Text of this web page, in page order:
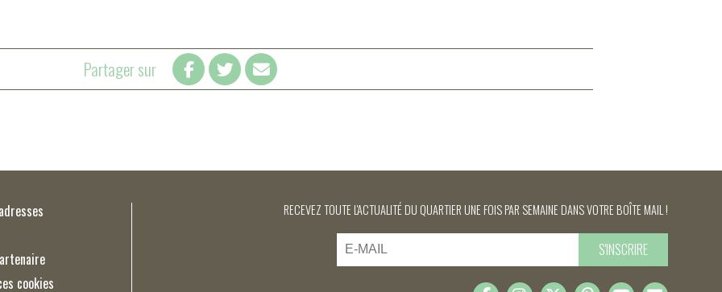
Partager sur
cookies
RECEVEZ TOUTE L'ACTUALITÉ DU QUARTIER UNE FOIS PAR SEMAINE DANS VOTRE BOÎTE MAIL !